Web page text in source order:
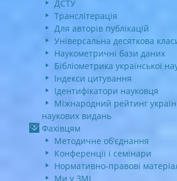
ДСТУ
Транслітерація
Для авторів публікацій
Універсальна десяткова
Наукометричні бази даних
Бібліометрика української
Індекси цитування
Ідентифікатори науковця
Міжнародний рейтинг
наукових видань
Фахівцям
Методичне об’єднання
Конференції і семінари
Нормативно-правові
Ми у ЗМІ